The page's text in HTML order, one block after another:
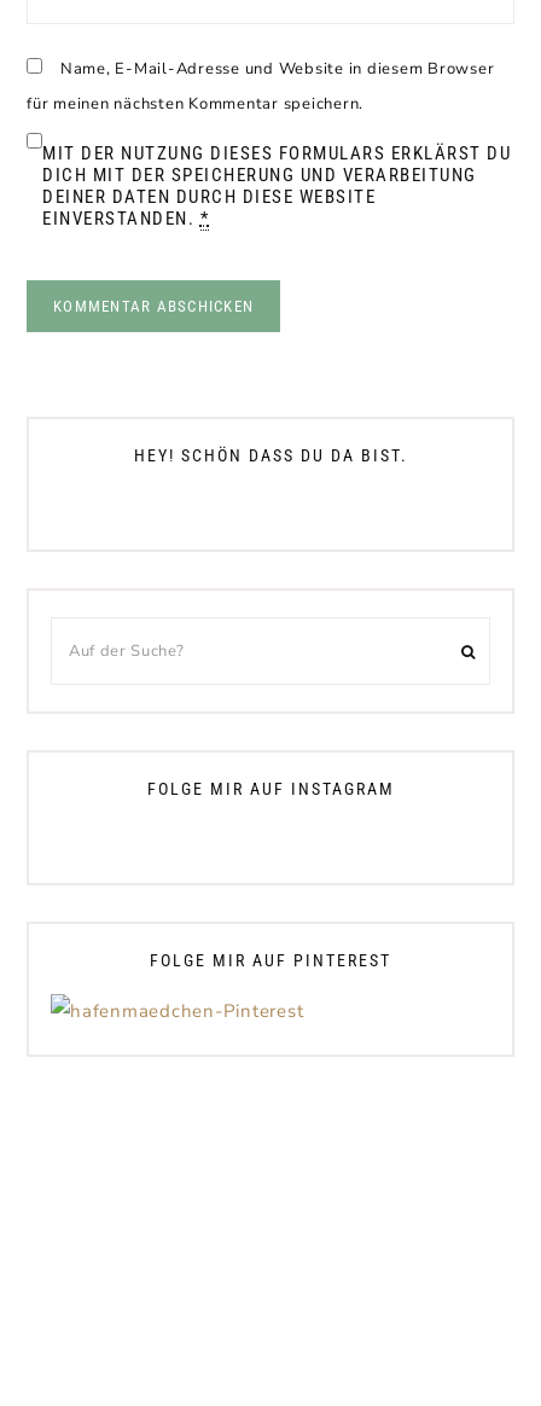
Name, E-Mail-Adresse und Website in diesem Browser
für meinen nächsten Kommentar speichern.
MIT DER NUTZUNG DIESES FORMULARS ERKLÄRST DU
DICH MIT DER SPEICHERUNG UND VERARBEITUNG
DEINER DATEN DURCH DIESE WEBSITE
EINVERSTANDEN. *
HEY! SCHÖN DASS DU DA BIST.
FOLGE MIR AUF INSTAGRAM
FOLGE MIR AUF PINTEREST